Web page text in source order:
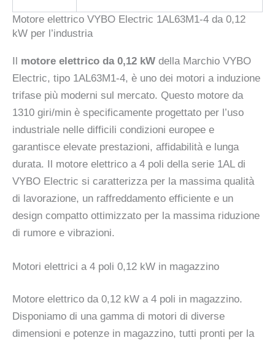
Motore elettrico VYBO Electric 1AL63M1-4 da 0,12
kW per l’industria
Il motore elettrico da 0,12 kW della Marchio VYBO
Electric, tipo 1AL63M1-4, è uno dei motori a induzione
trifase più moderni sul mercato. Questo motore da
1310 giri/min è specificamente progettato per l’uso
industriale nelle difficili condizioni europee e
garantisce elevate prestazioni, affidabilità e lunga
durata. Il motore elettrico a 4 poli della serie 1AL di
VYBO Electric si caratterizza per la massima qualità
di lavorazione, un raffreddamento efficiente e un
design compatto ottimizzato per la massima riduzione
di rumore e vibrazioni.
Motori elettrici a 4 poli 0,12 kW in magazzino
Motore elettrico da 0,12 kW a 4 poli in magazzino.
Disponiamo di una gamma di motori di diverse
dimensioni e potenze in magazzino, tutti pronti per la